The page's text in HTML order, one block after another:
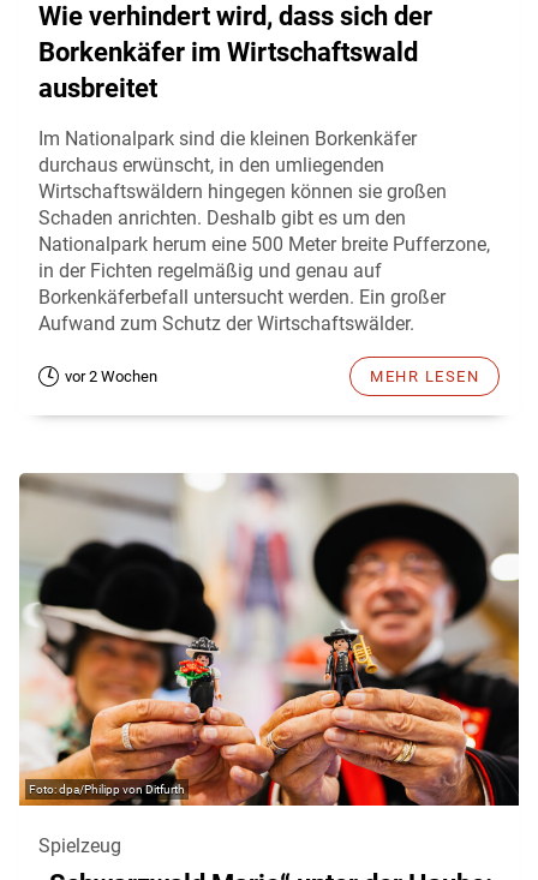
Wie verhindert wird, dass sich der
Borkenkäfer im Wirtschaftswald
ausbreitet
Im Nationalpark sind die kleinen Borkenkäfer
durchaus erwünscht, in den umliegenden
Wirtschaftswäldern hingegen können sie großen
Schaden anrichten. Deshalb gibt es um den
Nationalpark herum eine 500 Meter breite Pufferzone,
in der Fichten regelmäßig und genau auf
Borkenkäferbefall untersucht werden. Ein großer
Aufwand zum Schutz der Wirtschaftswälder.
vor 2 Wochen MEHR LESEN
dpa/Philipp von Ditfurth
Spielzeug